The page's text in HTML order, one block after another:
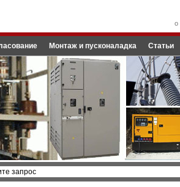
о
Монтаж и пусконаладка Статьи